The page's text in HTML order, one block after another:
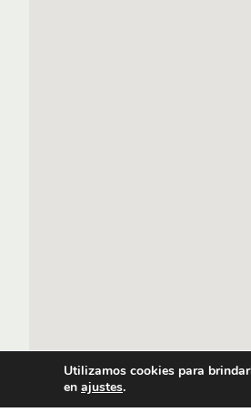
Utilizamos cookies para
en ajustes.